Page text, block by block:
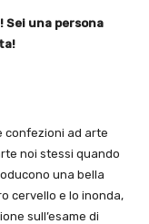
Sei una persona
confezioni ad arte
noi stessi quando
una bella
cervello e lo inonda,
sull’esame di